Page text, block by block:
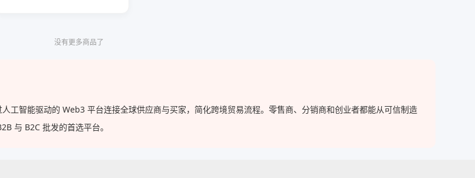
没有更多商品了
工智能驱动的 Web3 平台连接全球供应商与买家，简化跨境贸易流程。零售商、分销商和创业者都能从可信制造
与 B2C 批发的首选平台。